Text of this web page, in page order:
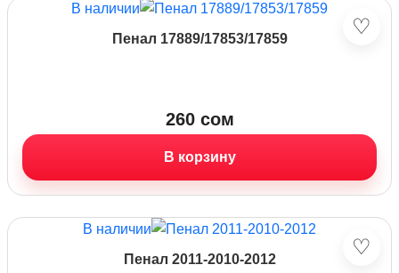
В наличии
♡
Пенал 17889/17853/17859
260 сом
В корзину
В наличии
♡
Пенал 2011-2010-2012